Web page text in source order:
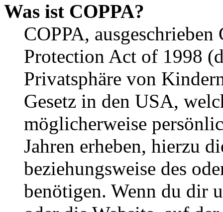
Was ist COPPA?
COPPA,
Protection Act of 1998
Privatsphäre von
Gesetz in den USA,
möglicherweise
Jahren erheben, hierzu
beziehungsweise des
benötigen. Wenn du dir